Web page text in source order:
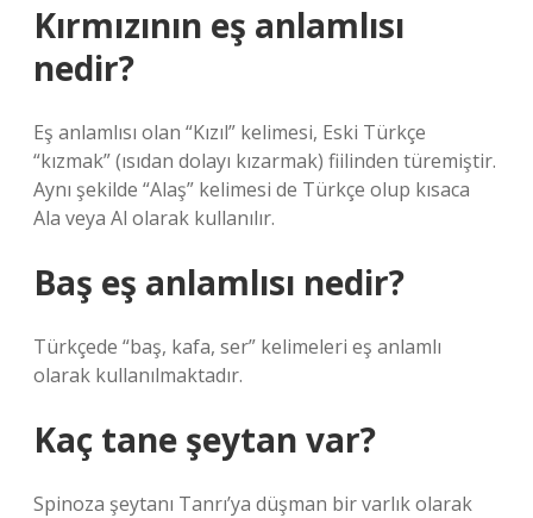
Kırmızının eş anlamlısı
nedir?
Eş anlamlısı olan “Kızıl” kelimesi, Eski Türkçe
“kızmak” (ısıdan dolayı kızarmak) fiilinden türemiştir.
Aynı şekilde “Alaş” kelimesi de Türkçe olup kısaca
Ala veya Al olarak kullanılır.
Baş eş anlamlısı nedir?
Türkçede “baş, kafa, ser” kelimeleri eş anlamlı
olarak kullanılmaktadır.
Kaç tane şeytan var?
Spinoza şeytanı Tanrı’ya düşman bir varlık olarak